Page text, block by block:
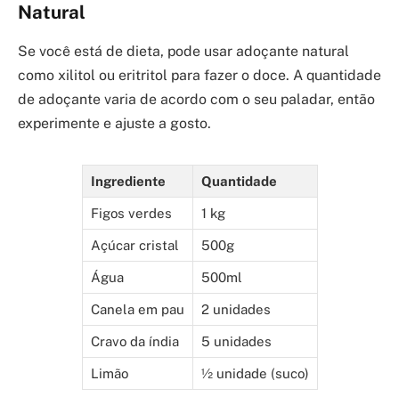
Natural
Se você está de dieta, pode usar adoçante natural
como xilitol ou eritritol para fazer o doce. A quantidade
de adoçante varia de acordo com o seu paladar, então
experimente e ajuste a gosto.
Ingrediente Quantidade
Figos verdes 1 kg
Açúcar cristal 500g
Água 500ml
Canela em pau 2 unidades
Cravo da índia 5 unidades
Limão ½ unidade (suco)